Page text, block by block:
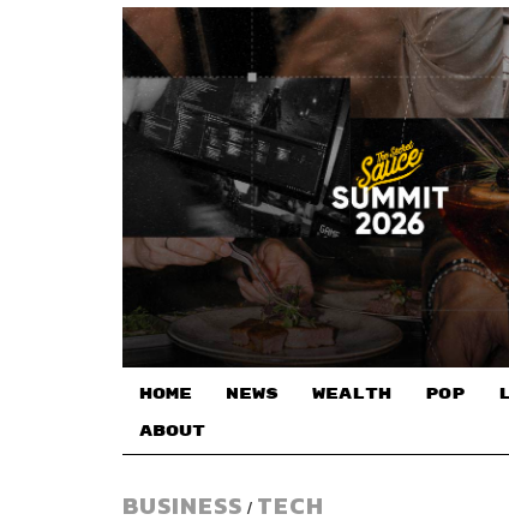
HOME NEWS WEALTH POP
ABOUT
BUSINESS / TECH